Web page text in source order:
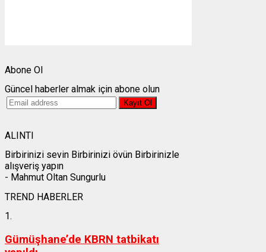
Abone Ol
Güncel haberler almak için abone olun
ALINTI
Birbirinizi sevin Birbirinizi övün Birbirinizle
alışveriş yapın
- Mahmut Oltan Sungurlu
TREND HABERLER
1.
Gümüşhane’de KBRN tatbikatı